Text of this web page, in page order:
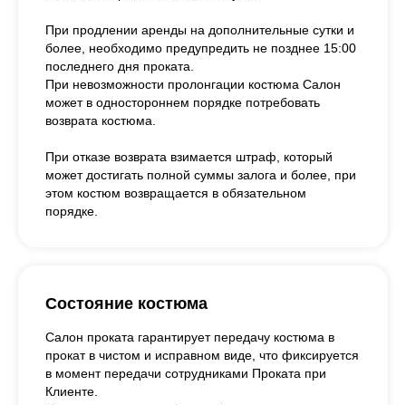
При продлении аренды на дополнительные сутки и
более, необходимо предупредить не позднее 15:00
последнего дня проката.
При невозможности пролонгации костюма Салон
может в одностороннем порядке потребовать
возврата костюма.
При отказе возврата взимается штраф, который
может достигать полной суммы залога и более, при
этом костюм возвращается в обязательном
порядке.
Состояние костюма
Салон проката гарантирует передачу костюма в
прокат в чистом и исправном виде, что фиксируется
в момент передачи сотрудниками Проката при
Клиенте.